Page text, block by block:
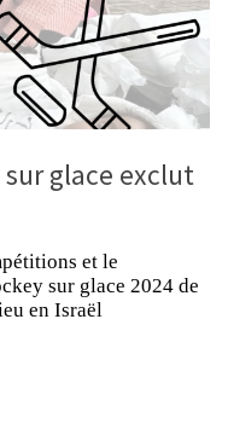
glace exclut
et le
sur glace 2024 de
en Israël